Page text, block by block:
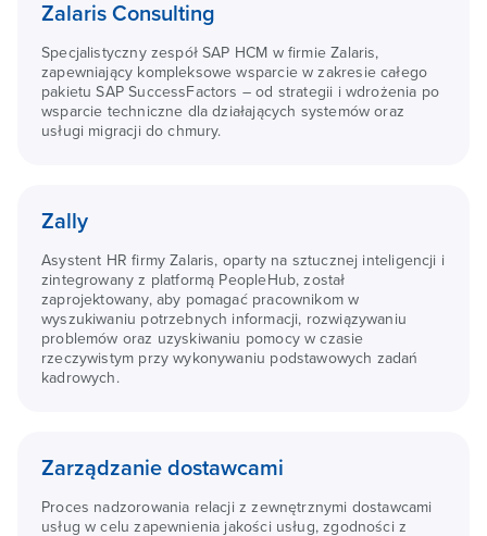
Zalaris Consulting
Specjalistyczny zespół SAP HCM w firmie Zalaris,
zapewniający kompleksowe wsparcie w zakresie całego
pakietu SAP SuccessFactors – od strategii i wdrożenia po
wsparcie techniczne dla działających systemów oraz
usługi migracji do chmury.
Zally
Asystent HR firmy Zalaris, oparty na sztucznej inteligencji i
zintegrowany z platformą PeopleHub, został
zaprojektowany, aby pomagać pracownikom w
wyszukiwaniu potrzebnych informacji, rozwiązywaniu
problemów oraz uzyskiwaniu pomocy w czasie
rzeczywistym przy wykonywaniu podstawowych zadań
kadrowych.
Zarządzanie dostawcami
Proces nadzorowania relacji z zewnętrznymi dostawcami
usług w celu zapewnienia jakości usług, zgodności z